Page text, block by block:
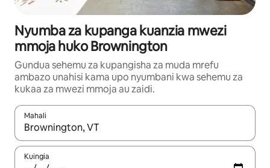
Nyumba za kupanga kuanzia mwezi
mmoja huko Brownington
Gundua sehemu za kupangisha za muda mrefu
ambazo unahisi kama upo nyumbani kwa sehemu za
kukaa za mwezi mmoja au zaidi.
Mahali
Wakati matokeo yanapatikana, vinjari kwa kutumia vitufe vya
Kuingia